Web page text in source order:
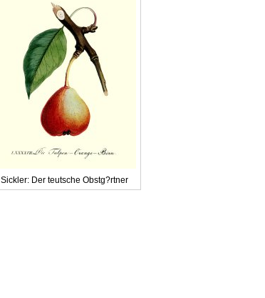
Sickler: Der teutsche Obstg?rtner